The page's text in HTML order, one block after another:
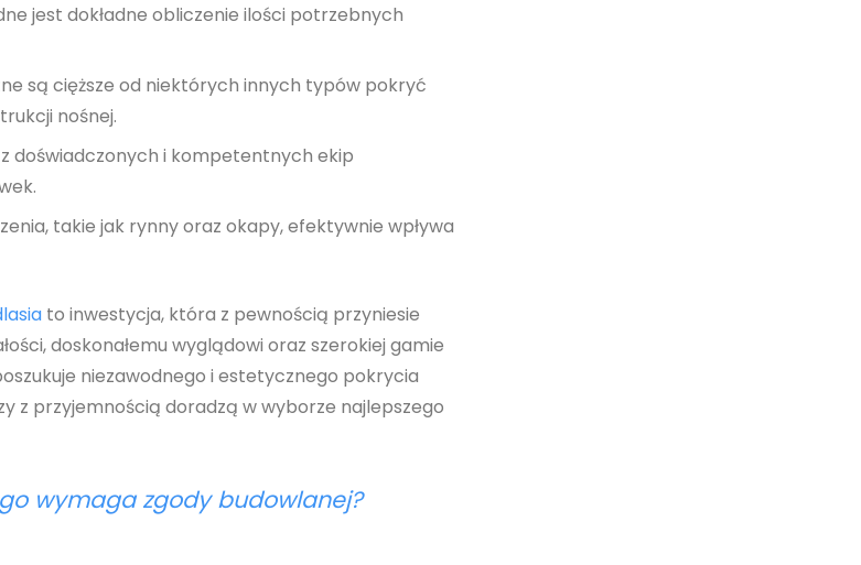
jest dokładne obliczenie ilości potrzebnych
są cięższe od niektórych innych typów pokryć
nośnej.
doświadczonych i kompetentnych ekip
takie jak rynny oraz okapy, efektywnie wpływa
to inwestycja, która z pewnością przyniesie
doskonałemu wyglądowi oraz szerokiej gamie
niezawodnego i estetycznego pokrycia
z przyjemnością doradzą w wyborze najlepszego
wymaga zgody budowlanej?